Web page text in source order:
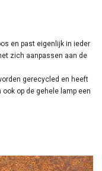
en past eigenlijk in ieder
zich aanpassen aan de
gerecycled en heeft
op de gehele lamp een